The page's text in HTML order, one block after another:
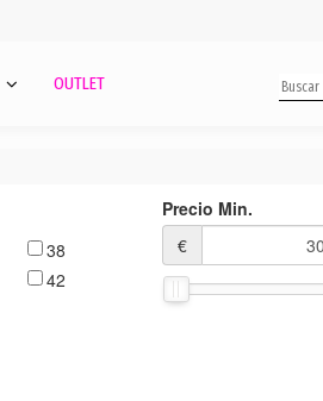
OUTLET
38
42
Precio Min.
€